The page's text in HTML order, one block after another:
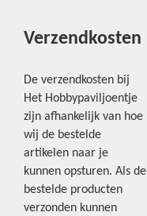
Verzendkosten
De verzendkosten bij
Het Hobbypaviljoentje
zijn afhankelijk van hoe
wij de bestelde
artikelen naar je
kunnen opsturen. Als de
bestelde producten
verzonden kunnen